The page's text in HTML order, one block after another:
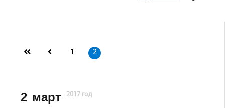
1 2
2 март 2017 год